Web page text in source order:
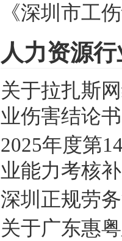
《深圳市工
人力资源
关于拉扎斯
业伤害结论
2025年度第
业能力考核
深圳正规劳
关于广东惠